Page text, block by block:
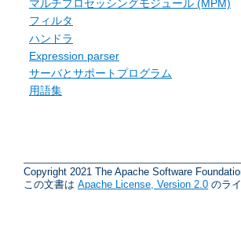
マルチプロセッシングモジュール (MPM)
フィルタ
ハンドラ
Expression parser
サーバとサポートプログラム
用語集
Copyright 2021 The Apache Software
この文書は Apache License, Version 2.0 のラ